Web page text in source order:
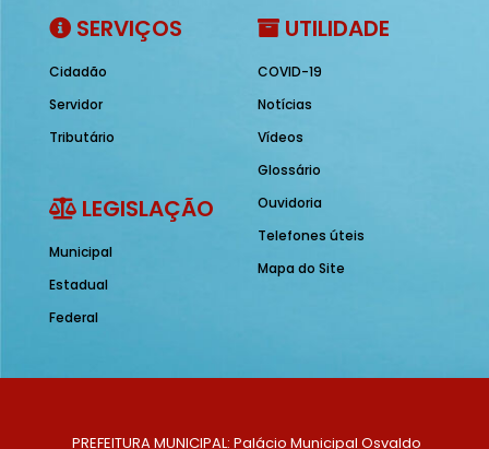
SERVIÇOS
Cidadão
Servidor
Tributário
LEGISLAÇÃO
Municipal
Estadual
Federal
UTILIDADE
COVID-19
Notícias
Vídeos
Glossário
Ouvidoria
Telefones úteis
Mapa do Site
PREFEITURA MUNICIPAL: Palácio Municipal Osvaldo